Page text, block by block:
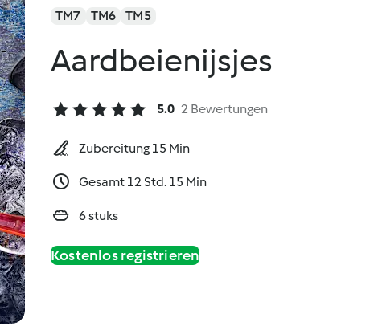
TM7 TM6 TM5
Aardbeienijsjes
5.0 2 Bewertungen
Zubereitung 15 Min
Gesamt 12 Std. 15 Min
6 stuks
Kostenlos registrieren